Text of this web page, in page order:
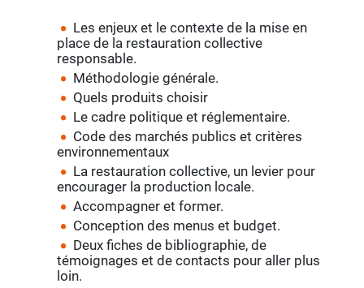
Les enjeux et le contexte de la mise en
place de la restauration collective
responsable.
Méthodologie générale.
Quels produits choisir
Le cadre politique et réglementaire.
Code des marchés publics et critères
environnementaux
La restauration collective, un levier pour
encourager la production locale.
Accompagner et former.
Conception des menus et budget.
Deux fiches de bibliographie, de
témoignages et de contacts pour aller plus
loin.